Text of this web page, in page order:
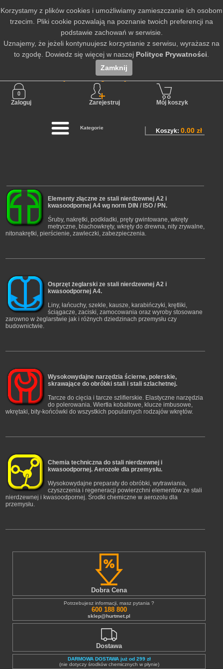
Nie jesteś zalogowany
Zaloguj Zarejestruj Mój koszyk
Kategorie
Elementy złączne ze stali nierdzewnej A2 i
kwasoodpornej A4 wg norm DIN / ISO / PN.
Śruby, nakrętki, podkładki, pręty gwintowane, wkręty
metryczne, blachowkręty, wkręty do drewna, nity zrywalne,
nitonakrętki, pierścienie, zawleczki, zabezpieczenia.
Osprzęt żeglarski ze stali nierdzewnej A2 i
kwasoodpornej A4.
Liny, łańcuchy, szekle, kausze, karabińczyki, krętliki,
ściągacze, zaciski, zamocowania oraz wyroby stosowane
zarowno w żeglarstwie jak i różnych dziedzinach przemysłu czy
budownictwie.
Wysokowydajne narzędzia ścierne, polerskie,
skrawające do obróbki stali i stali szlachetnej.
Tarcze do cięcia i tarcze szlifierskie. Elastyczne narzędzia
do polerowania. Wiertła kobaltowe, klucze imbusowe,
wkrętaki, bity-końcówki do wszystkich popularnych rodzajów wkrętów.
Chemia techniczna do stali nierdzewnej i
kwasoodpornej. Aerozole dla przemysłu.
Wysokowydajne preparaty do obróbki, wytrawiania,
czyszczenia i regeneracji powierzchni elementów ze stali
nierdzewnej i kwasoodpornej. Środki chemiczne w aerozolu dla
przemysłu.
Dobra Cena
Potrzebujesz informacji, masz pytania ?
600 188 800
sklep@hurtmet.pl
Dostawa
DARMOWA DOSTAWA już od 299 zł
(nie dotyczy środków chemicznych w płynie)
Koszyk:0.00 zł
Korzystamy z plików cookies i umożliwiamy zamieszczanie ich osobom
trzecim. Pliki cookie pozwalają na poznanie twoich preferencji na
podstawie zachowań w serwisie.
Uznajemy, że jeżeli kontynuujesz korzystanie z serwisu, wyrażasz na
to zgodę. Dowiedz się więcej w naszej Polityce Prywatności
Zamknij